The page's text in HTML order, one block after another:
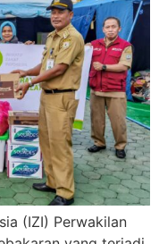
(IZI) Perwakilan